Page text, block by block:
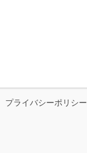
プライバシーポリシー